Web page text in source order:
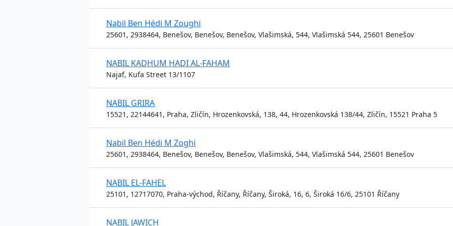
Nabil Ben Hédi M Zoughi
25601, 2938464, Benešov, Benešov, Benešov, Vlašimská, 544, Vlašimská 544, 25601 Benešov
NABIL KADHUM HADI AL-FAHAM
Najaf, Kufa Street 13/1107
NABIL GRIRA
15521, 22144641, Praha, Zličín, Hrozenkovská, 138, 44, Hrozenkovská 138/44, Zličín, 15521 Praha 5
Nabil Ben Hédi M Zoghi
25601, 2938464, Benešov, Benešov, Benešov, Vlašimská, 544, Vlašimská 544, 25601 Benešov
NABIL EL-FAHEL
25101, 12717070, Praha-východ, Říčany, Říčany, Široká, 16, 6, Široká 16/6, 25101 Říčany
NABIL JAWICH